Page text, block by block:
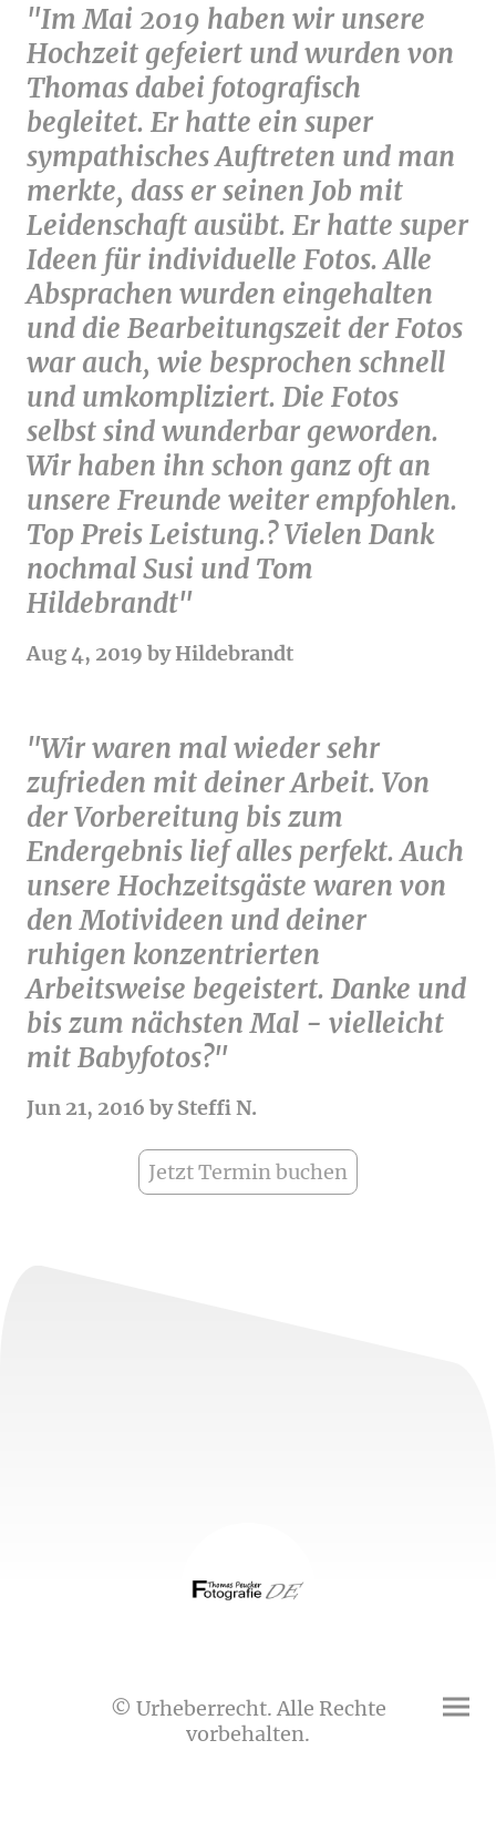
"Im Mai 2019 haben wir unsere
Hochzeit gefeiert und wurden von
Thomas dabei fotografisch
begleitet. Er hatte ein super
sympathisches Auftreten und man
merkte, dass er seinen Job mit
Leidenschaft ausübt. Er hatte super
Ideen für individuelle Fotos. Alle
Absprachen wurden eingehalten
und die Bearbeitungszeit der Fotos
war auch, wie besprochen schnell
und umkompliziert. Die Fotos
selbst sind wunderbar geworden.
Wir haben ihn schon ganz oft an
unsere Freunde weiter empfohlen.
Top Preis Leistung.? Vielen Dank
nochmal Susi und Tom
Hildebrandt"
Aug 4, 2019 by Hildebrandt
"Wir waren mal wieder sehr
zufrieden mit deiner Arbeit. Von
der Vorbereitung bis zum
Endergebnis lief alles perfekt. Auch
unsere Hochzeitsgäste waren von
den Motivideen und deiner
ruhigen konzentrierten
Arbeitsweise begeistert. Danke und
bis zum nächsten Mal - vielleicht
mit Babyfotos?"
Jun 21, 2016 by Steffi N.
Jetzt Termin buchen
© Urheberrecht. Alle Rechte
vorbehalten.